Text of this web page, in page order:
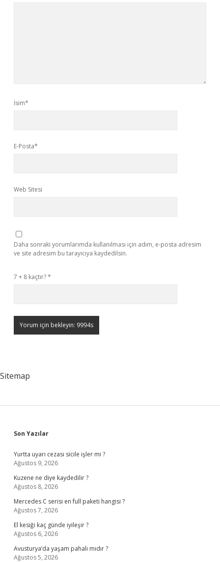
İsim*
E-Posta*
Web Sitesi
Daha sonraki yorumlarımda kullanılması için adım, e-posta adresim
ve site adresim bu tarayıcıya kaydedilsin.
7 + 8 kaçtır?*
Sitemap
Sidebar
Son Yazılar
Yurtta uyarı cezası sicile işler mi ?
Ağustos 9, 2026
Kuzene ne diye kaydedilir ?
Ağustos 8, 2026
Mercedes C serisi en full paketi hangisi ?
Ağustos 7, 2026
El kesiği kaç günde iyileşir ?
Ağustos 6, 2026
Avusturya’da yaşam pahalı mıdır ?
Ağustos 5, 2026